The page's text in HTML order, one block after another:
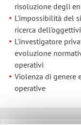
risoluzione degli
L'impossibilità del
ricerca
L'investigatore
evoluzione
operativi
Violenza di genere
operative